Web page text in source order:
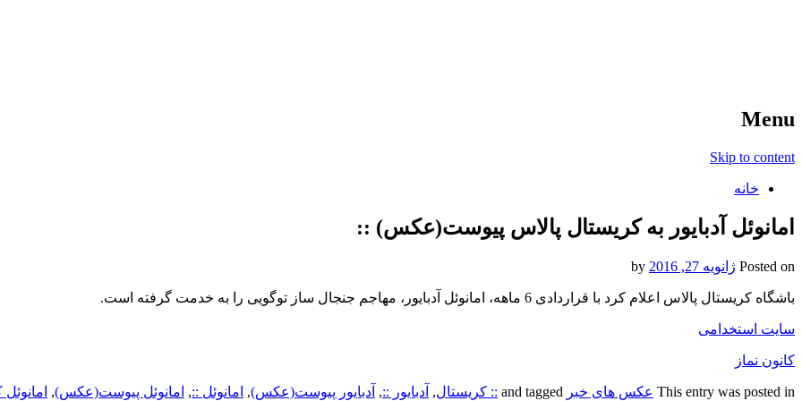
Menu
Skip to content
خانه
امانوئل آدبایور به کریستال پالاس پیوست(عکس) ::
Posted on ژانویه 27, 2016
باشگاه کریستال پالاس اعلام کرد با قراردادی 6 ماهه، امانوئل آدبایور، مهاجم جنجال ساز توگویی را به ‏خدمت گرفته است.‏
سایت استخدامی
کانون نماز
This entry was posted in عکس های خبر :: کریستال, آدبایور ::, آدبایور پیوست(عکس), امانوئل ::, امانوئل پیوست(عکس),